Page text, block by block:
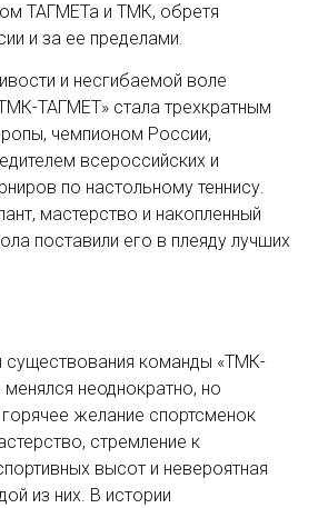
ТАГМЕТа и ТМК, обретя
и за ее пределами.
и несгибаемой воле
ТАГМЕТ» стала трехкратным
чемпионом России,
всероссийских и
по настольному теннису.
мастерство и накопленный
поставили его в плеяду лучших
существования команды «ТМК-
неоднократно, но
желание спортсменок
стремление к
высот и невероятная
из них. В истории